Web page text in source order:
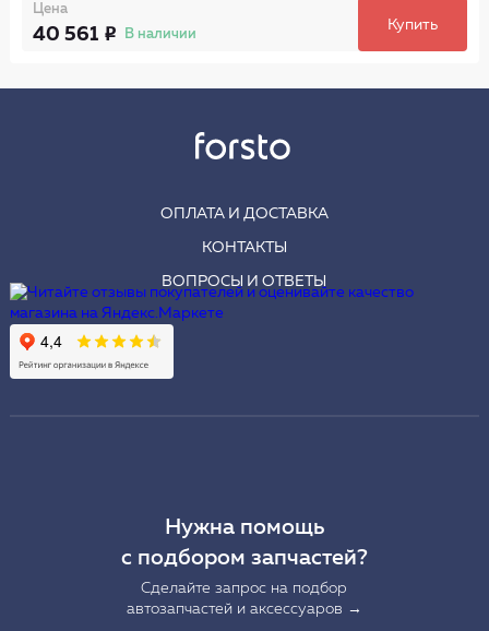
Цена
40 561 В наличии
Купить
ОПЛАТА И ДОСТАВКА
КОНТАКТЫ
ВОПРОСЫ И ОТВЕТЫ
Нужна помощь
с подбором запчастей?
Сделайте запрос на подбор
автозапчастей и аксессуаров →